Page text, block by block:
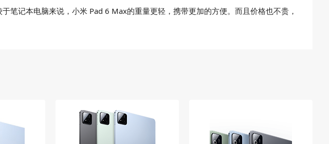
记本电脑来说，小米 Pad 6 Max的重量更轻，携带更加的方便。而且价格也不贵，